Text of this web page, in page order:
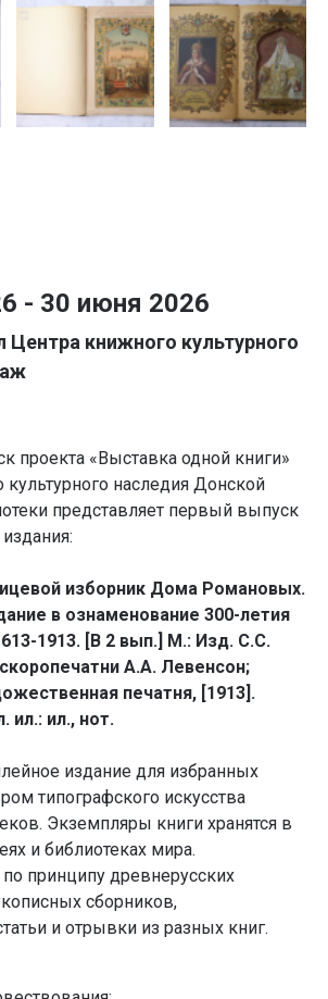
- 30 июня 2026
Центра книжного культурного
проекта «Выставка одной книги»
культурного наследия Донской
представляет первый выпуск
изборник Дома Романовых.
в ознаменование 300-летия
1913. [В 2 вып.] М.: Изд. С.С.
А.А. Левенсон;
печатня, [1913].
ил.: ил., нот.
издание для избранных
типографского искусства
Экземпляры книги хранятся в
и библиотеках мира.
по принципу древнерусских
сборников,
и отрывки из разных книг.